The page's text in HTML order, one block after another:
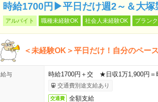
時給1700円▶平日だけ週2～＆大
アルバイト 職種未経験OK 社会人未経験OK ブラン
＜未経験OK＞平日だけ！自分のペー
給与 時給1700円＋交 ★日収1万1,900円
交通費別途支給あり
交通費 全額支給